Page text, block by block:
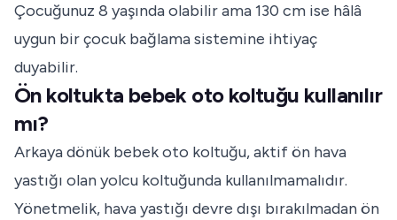
Çocuğunuz 8 yaşında olabilir ama 130 cm ise hâlâ
uygun bir çocuk bağlama sistemine ihtiyaç
duyabilir.
Ön koltukta bebek oto koltuğu kullanılır
mı?
Arkaya dönük bebek oto koltuğu, aktif ön hava
yastığı olan yolcu koltuğunda kullanılmamalıdır.
Yönetmelik, hava yastığı devre dışı bırakılmadan ön